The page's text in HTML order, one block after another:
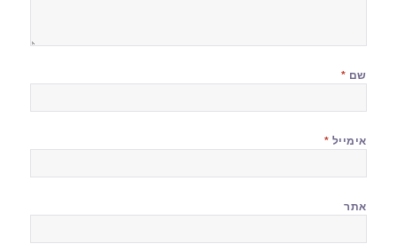
שם *
אימייל *
אתר